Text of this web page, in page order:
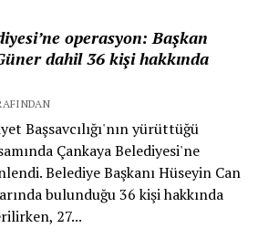
operasyon: Başkan
dahil 36 kişi hakkında
Başsavcılığı'nın yürüttüğü
Çankaya Belediyesi'ne
Belediye Başkanı Hüseyin Can
bulunduğu 36 kişi hakkında
27...